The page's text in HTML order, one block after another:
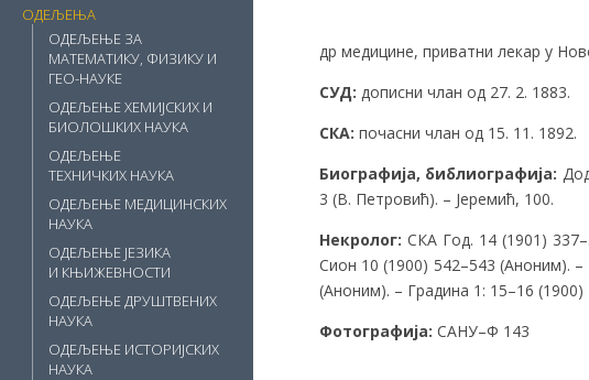
ОДЕЉЕЊА
ОДЕЉЕЊЕ ЗА
МАТЕМАТИКУ, ФИЗИКУ И
ГЕО-НАУКЕ
ОДЕЉЕЊЕ ХЕМИЈСКИХ И
БИОЛОШКИХ НАУКА
ОДЕЉЕЊЕ
ТЕХНИЧКИХ НАУКА
ОДЕЉЕЊЕ МЕДИЦИНСКИХ
НАУКА
ОДЕЉЕЊЕ ЈЕЗИКА
И КЊИЖЕВНОСТИ
ОДЕЉЕЊЕ ДРУШТВЕНИХ
НАУКА
ОДЕЉЕЊЕ ИСТОРИЈСКИХ
НАУКА
др медицине, приватни лекар у
СУД: дописни члан од 27. 2. 1883.
СКА: почасни члан од 15. 11. 1892.
Биографија, библиографија:
3 (В. Петровић). – Јеремић, 100.
Некролог: СКА Год. 14 (1901)
Сион 10 (1900) 542–543 (Аноним).
(Аноним). – Градина 1: 15–16
Фотографија: САНУ–Ф 143